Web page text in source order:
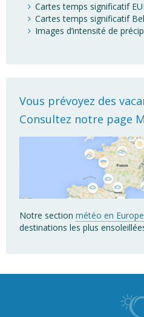
Cartes temps significatif
Cartes temps significatif
Images d’intensité de
Vous prévoyez des
Consultez notre page
Notre sectionmétéo en Europe
destinations les plus